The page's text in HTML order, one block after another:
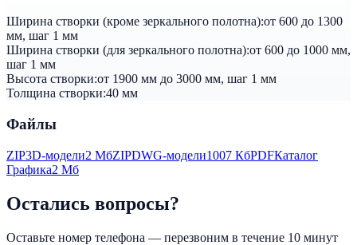
Ширина створки (кроме зеркального полотна):от 600 до 1300
мм, шаг 1 мм
Ширина створки (для зеркального полотна):от 600 до 1000 мм,
шаг 1 мм
Высота створки:от 1900 мм до 3000 мм, шаг 1 мм
Толщина створки:40 мм
Файлы
ZIP3D-модели2 МбZIPDWG-модели1007 КбPDFКаталог
Графика2 Мб
Остались вопросы?
Оставьте номер телефона — перезвоним в течение 10 минут